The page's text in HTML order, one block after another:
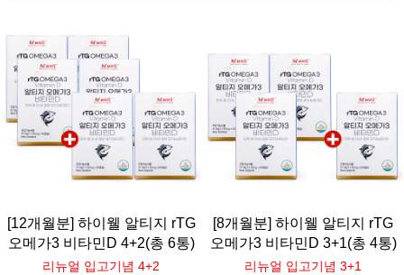
[12개월분] 하이웰 알티지 rTG
오메가3 비타민D 4+2(총 6통)
리뉴얼 입고기념 4+2
[8개월분] 하이웰 알티지 rTG
오메가3 비타민D 3+1(총 4통)
리뉴얼 입고기념 3+1